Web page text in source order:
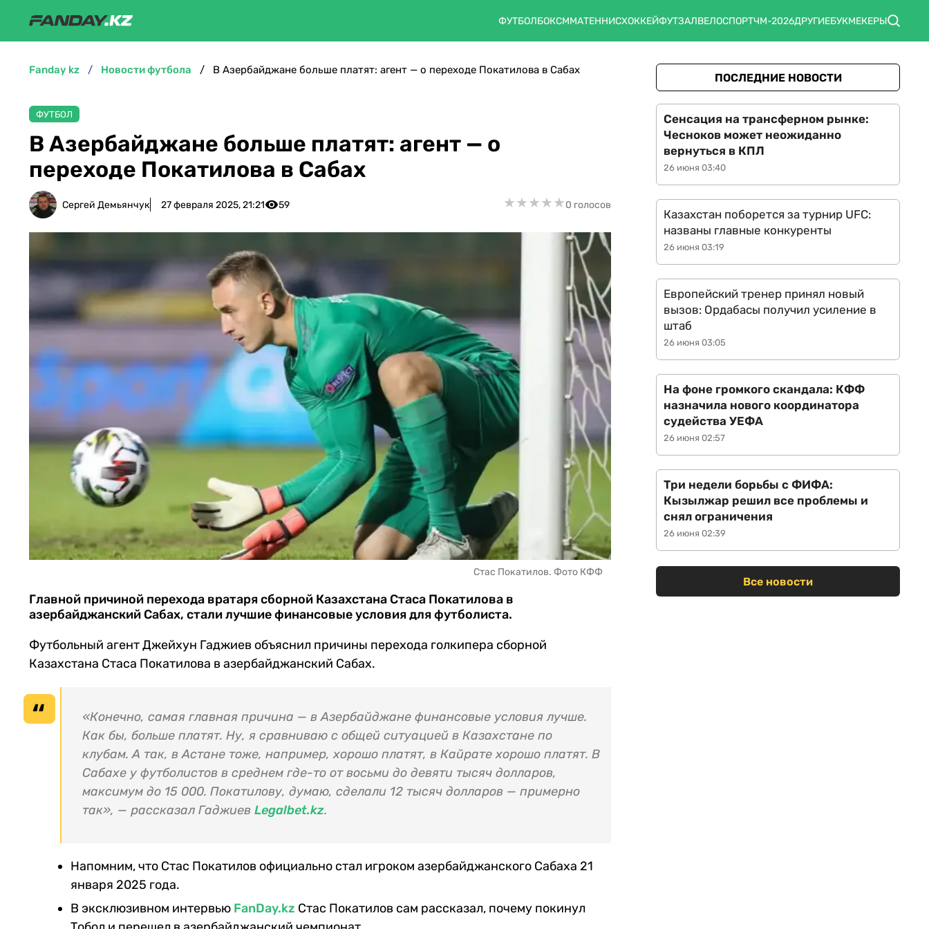
ФУТБОЛБОКСММАТЕННИСХОККЕЙФУТЗАЛВЕЛОСПОРТЧМ-2026ДРУГИЕБУКМЕКЕРЫ
fanday kz новости футбола В Азербайджане больше платят: агент — о переходе Покатилова в Сабах
ФУТБОЛ
В Азербайджане больше платят: агент — о
переходе Покатилова в Сабах
Сергей Демьянчук 27 февраля 2025, 21:21 59 ★★★★★
★★★★★0 голосов
Стас Покатилов. Фото КФФ
Главной причиной перехода вратаря сборной Казахстана Стаса Покатилова в
азербайджанский Сабах, стали лучшие финансовые условия для футболиста.
Футбольный агент Джейхун Гаджиев объяснил причины перехода голкипера сборной
Казахстана Стаса Покатилова в азербайджанский Сабах.
«Конечно, самая главная причина — в Азербайджане финансовые условия лучше.
Как бы, больше платят. Ну, я сравниваю с общей ситуацией в Казахстане по
клубам. А так, в Астане тоже, например, хорошо платят, в Кайрате хорошо платят. В
Сабахе у футболистов в среднем где-то от восьми до девяти тысяч долларов,
максимум до 15 000. Покатилову, думаю, сделали 12 тысяч долларов — примерно
так», — рассказал Гаджиев Legalbet.kz.
Напомним, что Стас Покатилов официально стал игроком азербайджанского Сабаха 21
января 2025 года.
В эксклюзивном интервью FanDay.kz Стас Покатилов сам рассказал, почему покинул
ПОСЛЕДНИЕ НОВОСТИ
26 июня 03:40
Сенсация на трансферном рынке:
Чесноков может неожиданно
вернуться в КПЛ
26 июня 03:19
Казахстан поборется за турнир UFC:
названы главные конкуренты
26 июня 03:05
Европейский тренер принял новый
вызов: Ордабасы получил усиление в
штаб
26 июня 02:57
На фоне громкого скандала: КФФ
назначила нового координатора
судейства УЕФА
26 июня 02:39
Три недели борьбы с ФИФА:
Кызылжар решил все проблемы и
снял ограничения
Все новости